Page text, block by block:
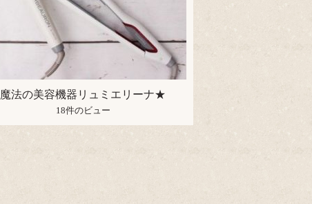
魔法の美容機器リュミエリーナ★
18件のビュー